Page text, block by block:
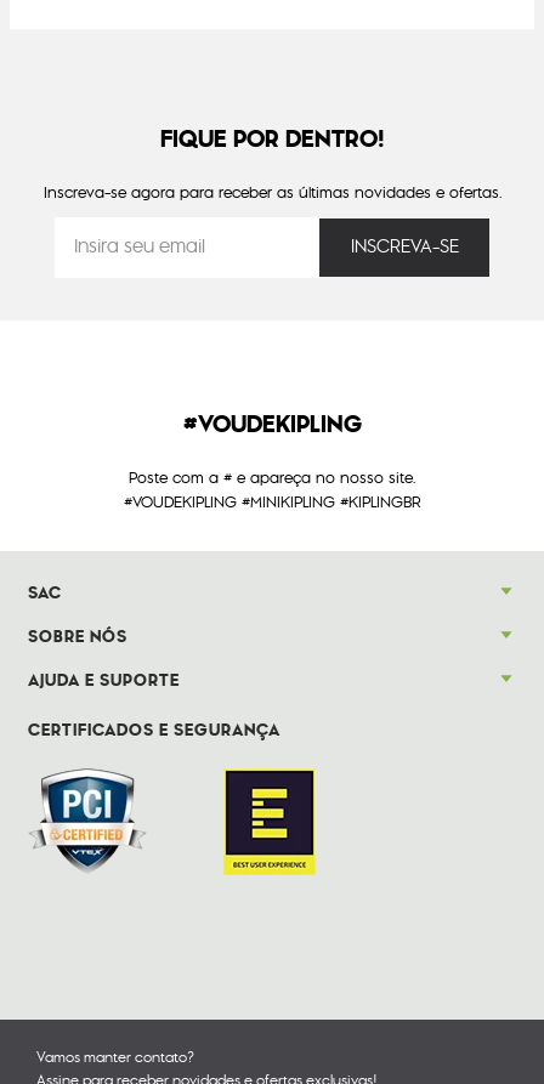
FIQUE POR DENTRO!
Inscreva-se agora para receber as últimas novidades e ofertas.
#VOUDEKIPLING
Poste com a # e apareça no nosso site.
#VOUDEKIPLING #MINIKIPLING #KIPLINGBR
SAC
SOBRE NÓS
AJUDA E SUPORTE
CERTIFICADOS E SEGURANÇA
Vamos manter contato?